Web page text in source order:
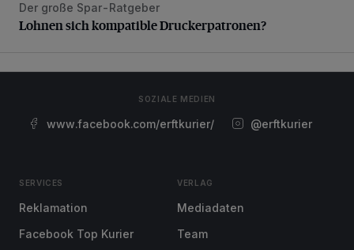
Lohnen sich kompatible Druckerpatronen?
Der große Spar-Ratgeber
Lohnen sich kompatible Druckerpatronen?
SOZIALE MEDIEN
www.facebook.com/erftkurier/ @erftkurier
SERVICES
Reklamation
Facebook Top Kurier
VERLAG
Mediadaten
Team